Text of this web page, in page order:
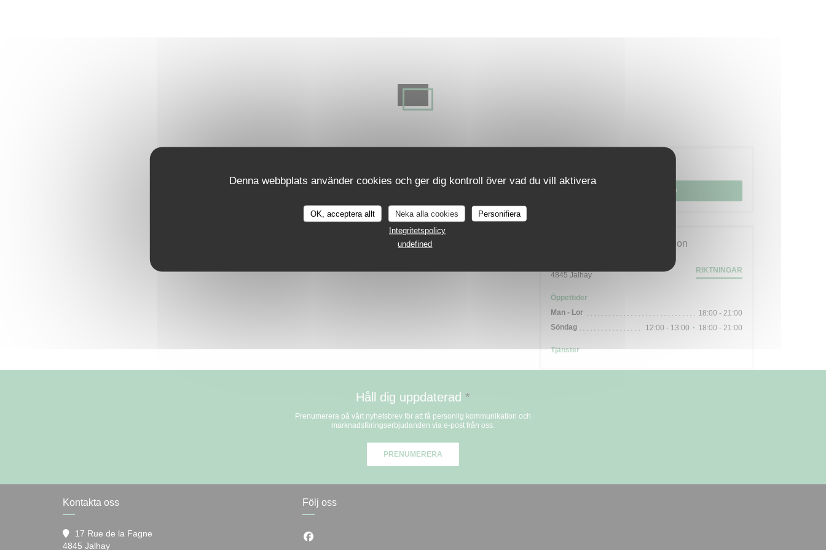
Denna webbplats använder cookies och ger dig kontroll över vad du vill aktivera
OK, acceptera allt Neka alla cookies
Personifiera
Integritetspolicy
undefined
BOKA ETT BORD
Allmän information
4845 Jalhay((öppnas i ett nytt fönster))
RIKTNINGAR
Öppettider
Man - Lor
18:00 - 21:00
Söndag
12:00 - 13:00 • 18:00 - 21:00
Tjänster
Håll dig uppdaterad *
Prenumerera på vårt nyhetsbrev för att få personlig kommunikation och
marknadsföringserbjudanden via e-post från oss.
PRENUMERERA
Kontakta oss
17 Rue de la Fagne
4845 Jalhay((öppnas i ett nytt fönster))
Följ oss
Facebook ((öppnas i ett nytt fönster))